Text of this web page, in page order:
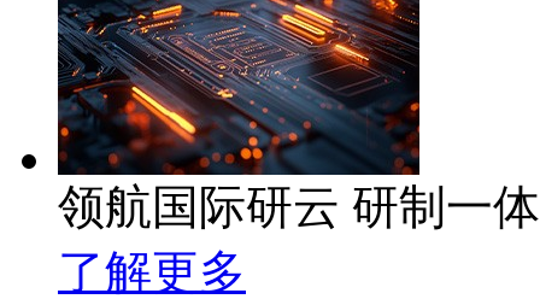
领航国际研云 研制一
了解更多